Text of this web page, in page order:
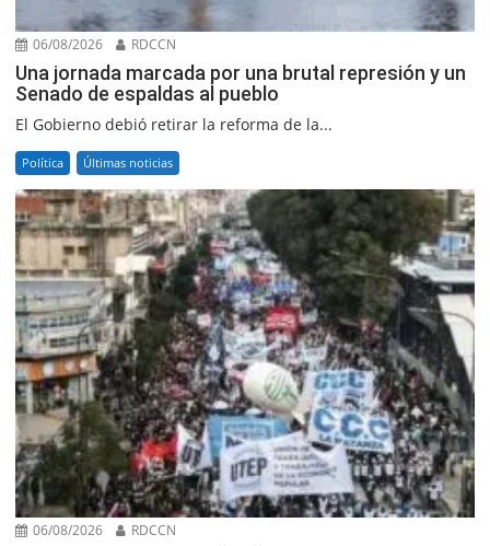
06/08/2026 RDCCN
Una jornada marcada por una brutal represión y un
Senado de espaldas al pueblo
El Gobierno debió retirar la reforma de la...
Política Últimas noticias
06/08/2026 RDCCN